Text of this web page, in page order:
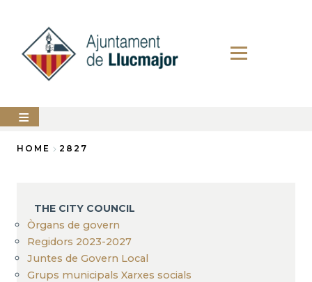
content
The
city
Services
PERFIL
DEL
CONTRACTANT
HOME 2827
THE CITY COUNCIL
Òrgans de govern
Regidors 2023-2027
Juntes de Govern Local
Grups municipals Xarxes socials